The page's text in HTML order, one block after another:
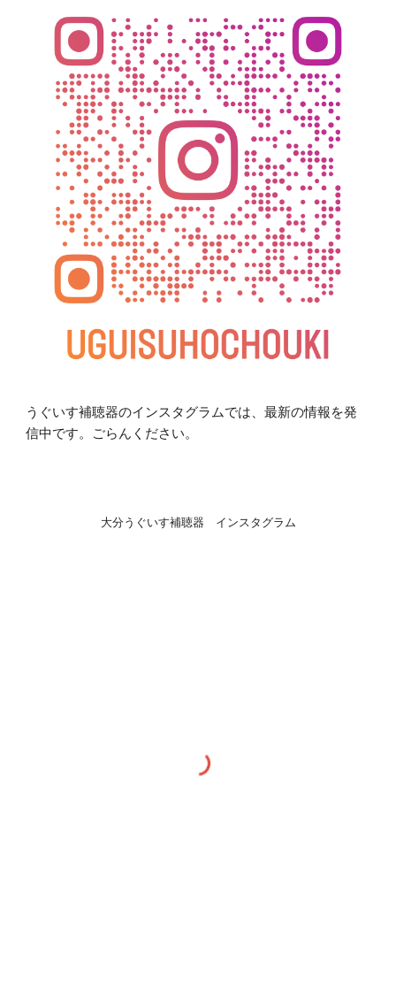
うぐいす補聴器のインスタグラムでは、最新の情報を発
信中です。ごらんください。
大分うぐいす補聴器 インスタグラム